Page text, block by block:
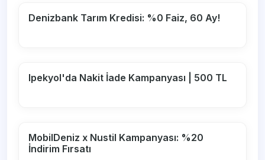
Denizbank Tarım Kredisi: %0 Faiz, 60 Ay!
Ipekyol'da Nakit İade Kampanyası | 500 TL
MobilDeniz x Nustil Kampanyası: %20
İndirim Fırsatı